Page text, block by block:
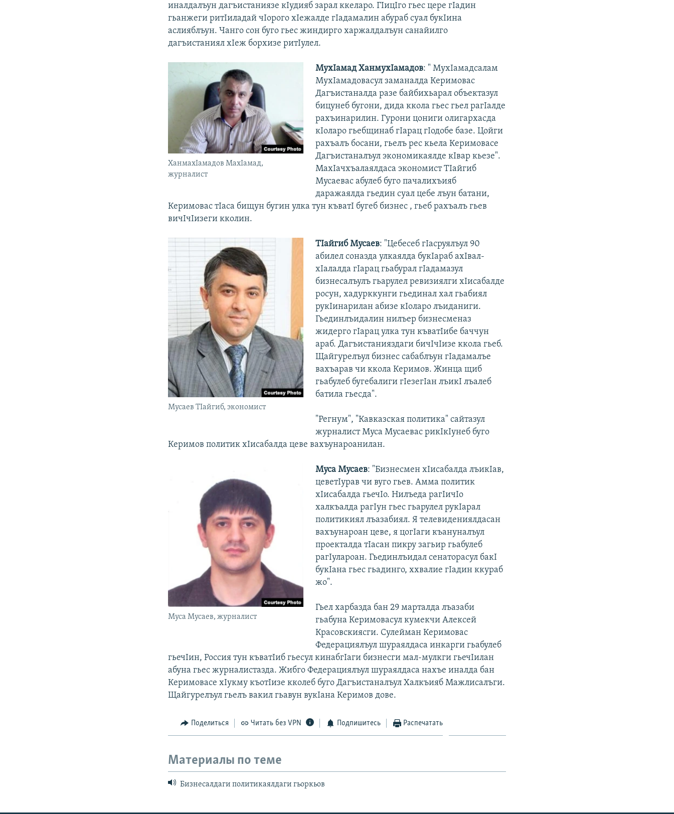
иналдалъун дагъистаниязе кIудияб зарал ккеларо. ГIицIго гьес цере гIадин
гьанжеги ритIиладай чIорого хIежалде гIадамалин абураб суал букIина
аслияблъун. Чанго сон буго гьес жиндирго харжалдалъун санайилго
дагъистаниял хIеж борхизе ритIулел.
ХанмахIамадов МахIамад,
журналист
МухIамад ХанмухIамадов: " МухIамадсалам
МухIамадовасул заманалда Керимовас
Дагъистаналда разе байбихьарал объектазул
бицунеб бугони, дида ккола гьес гьел рагIалде
рахъинарилин. Гурони цониги олигархасда
кIоларо гьебщинаб гIарац гIодобе базе. Цойги
рахъалъ босани, гьелъ рес кьела Керимовасе
Дагъистаналъул экономикаялде кIвар кьезе".
МахIачхъалаялдаса экономист ТIайгиб
Мусаевас абулеб буго пачалихъияб
даражаялда гьедин суал цебе лъун батани,
Керимовас тIаса бищун бугин улка тун къватI бугеб бизнес , гьеб рахъалъ гьев
вичIчIизеги кколин.
Мусаев ТIайгиб, экономист
ТIайгиб Мусаев: "Цебесеб гIасруялъул 90
абилел соназда улкаялда букIараб ахIвал-
хIалалда гIарац гьабурал гIадамазул
бизнесалъулъ гьарулел ревизиялги хIисабалде
росун, хадурккунги гьединал хал гьабиял
рукIинарилан абизе кIоларо лъиданиги.
Гьединлъидалин нилъер бизнесменаз
жидерго гIарац улка тун къватIибе баччун
араб. Дагъистанияздаги бичIчIизе ккола гьеб.
Щайгурелъул бизнес сабаблъун гIадамалъе
вахъарав чи ккола Керимов. Жинца щиб
гьабулеб бугебалиги гIезегIан лъикI лъалеб
батила гьесда".
"Регнум", "Кавказская политика" сайтазул
журналист Муса Мусаевас рикIкIунеб буго
Керимов политик хIисабалда цеве вахъунароанилан.
Муса Мусаев, журналист
Муса Мусаев: "Бизнесмен хIисабалда лъикIав,
цеветIурав чи вуго гьев. Амма политик
хIисабалда гьечIо. Нилъеда рагIичIо
халкъалда рагIун гьес гьарулел рукIарал
политикиял лъазабиял. Я телевидениялдасан
вахъунароан цеве, я цогIаги къануналъул
проекталда тIасан пикру загьир гьабулеб
рагIулароан. Гьединлъидал сенаторасул бакI
букIана гьес гьадинго, ххвалие гIадин ккураб
жо".
Гьел харбазда бан 29 марталда лъазаби
гьабуна Керимовасул кумекчи Алексей
Красовскиясги. Сулейман Керимовас
Федерациялъул шураялдаса инкарги гьабулеб
гьечIин, Россия тун къватIиб гьесул кинабгIаги бизнесги мал-мулкги гьечIилан
абуна гьес журналистазда. Жибго Федерациялъул шураялдаса нахъе иналда бан
Керимовасе хIукму къотIизе кколеб буго Дагъистаналъул Халкъияб Мажлисалъги.
Щайгурелъул гьелъ вакил гьавун вукIана Керимов дове.
Поделиться Читать без VPN Подпишитесь Распечатать
Материалы по теме
Бизнесалдаги политикаялдаги гьоркьов